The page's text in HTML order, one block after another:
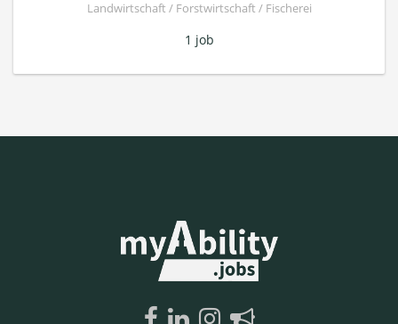
Landwirtschaft / Forstwirtschaft / Fischerei
1 job